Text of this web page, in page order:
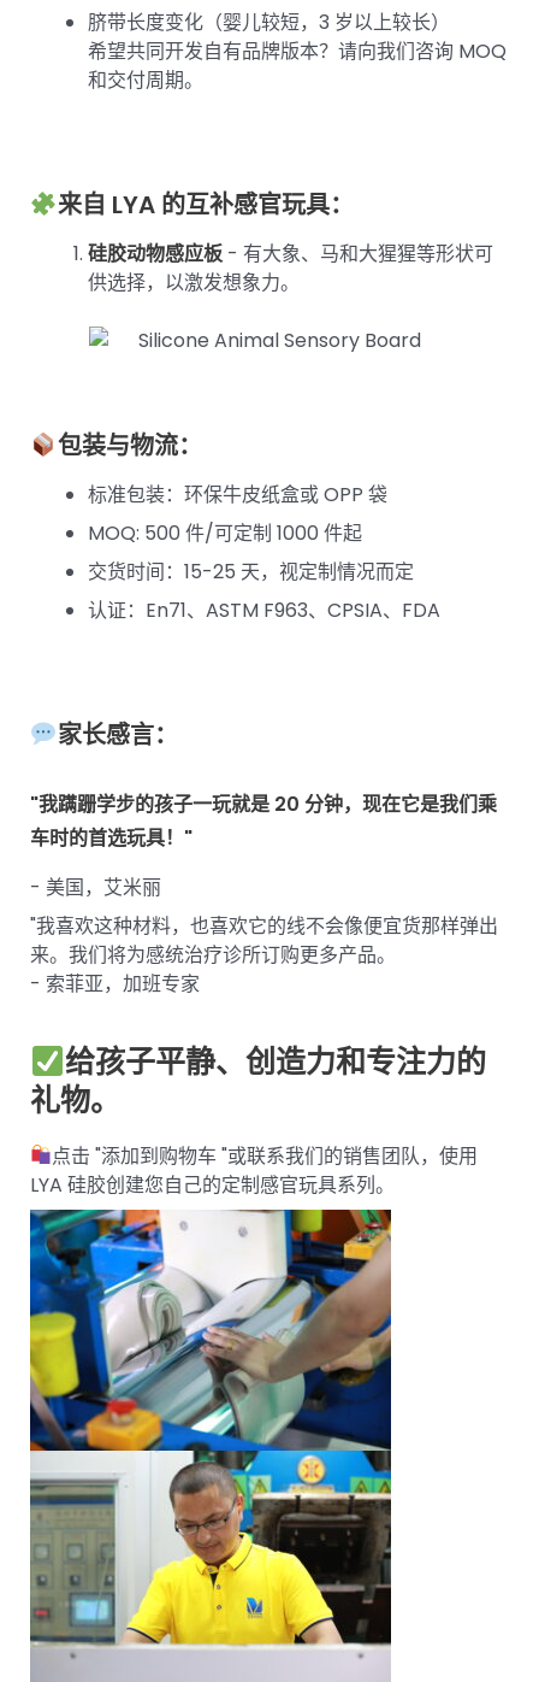
脐带长度变化（婴儿较短，3 岁以上较长）
希望共同开发自有品牌版本？请向我们咨询 MOQ
和交付周期。
来自 LYA 的互补感官玩具：
硅胶动物感应板 - 有大象、马和大猩猩等形状可
供选择，以激发想象力。
包装与物流：
标准包装：环保牛皮纸盒或 OPP 袋
MOQ: 500 件/可定制 1000 件起
交货时间：15-25 天，视定制情况而定
认证：En71、ASTM F963、CPSIA、FDA
家长感言：
"我蹒跚学步的孩子一玩就是 20 分钟，现在它是我们乘
车时的首选玩具！"
- 美国，艾米丽
"我喜欢这种材料，也喜欢它的线不会像便宜货那样弹出
来。我们将为感统治疗诊所订购更多产品。
- 索菲亚，加班专家
给孩子平静、创造力和专注力的
礼物。
点击 "添加到购物车 "或联系我们的销售团队，使用
LYA 硅胶创建您自己的定制感官玩具系列。